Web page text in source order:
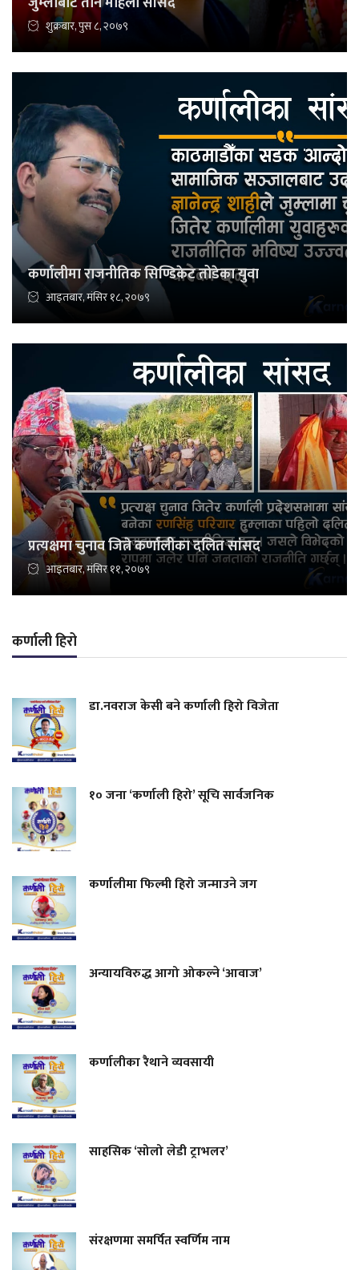
शुक्रबार, पुस ८, २०७९
कर्णालीमा राजनीतिक सिण्डिकेट तोडेका युवा
आइतबार, मंसिर १८, २०७९
प्रत्यक्षमा चुनाव जित्ने कर्णालीका दलित सांसद
आइतबार, मंसिर ११, २०७९
कर्णाली हिरो
डा.नवराज केसी बने कर्णाली हिरो विजेता
१० जना ‘कर्णाली हिरो’ सूचि सार्वजनिक
कर्णालीमा फिल्मी हिरो जन्माउने जग
अन्यायविरुद्ध आगो ओकल्ने ‘आवाज’
कर्णालीका रैथाने व्यवसायी
साहसिक ‘सोलो लेडी ट्राभलर’
संरक्षणमा समर्पित स्वर्णिम नाम